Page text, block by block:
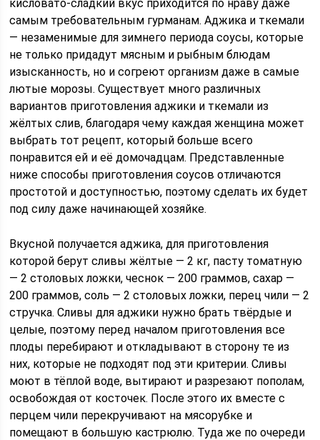
кисловато-сладкий вкус приходится по нраву даже
самым требовательным гурманам. Аджика и ткемали
— незаменимые для зимнего периода соусы, которые
не только придадут мясным и рыбным блюдам
изысканность, но и согреют организм даже в самые
лютые морозы. Существует много различных
вариантов приготовления аджики и ткемали из
жёлтых слив, благодаря чему каждая женщина может
выбрать тот рецепт, который больше всего
понравится ей и её домочадцам. Представленные
ниже способы приготовления соусов отличаются
простотой и доступностью, поэтому сделать их будет
под силу даже начинающей хозяйке.
Вкусной получается аджика, для приготовления
которой берут сливы жёлтые — 2 кг, пасту томатную
— 2 столовых ложки, чеснок — 200 граммов, сахар —
200 граммов, соль — 2 столовых ложки, перец чили — 2
стручка. Сливы для аджики нужно брать твёрдые и
целые, поэтому перед началом приготовления все
плоды перебирают и откладывают в сторону те из
них, которые не подходят под эти критерии. Сливы
моют в тёплой воде, вытирают и разрезают пополам,
освобождая от косточек. После этого их вместе с
перцем чили перекручивают на мясорубке и
помещают в большую кастрюлю. Туда же по очереди